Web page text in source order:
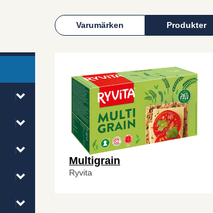
Varumärken Produkter
Multigrain
Ryvita